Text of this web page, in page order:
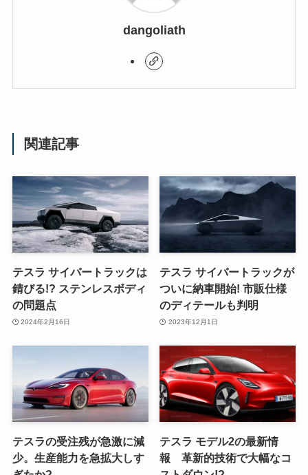
dangoliath
関連記事
テスラ サイバートラックは
錆びる!? ステンレスボディ
の問題点
2024年2月16日
テスラ サイバートラックが
ついに納車開始! 市販仕様
のディテールも判明
2023年12月1日
テスラの受注残が急激に減
少。生産能力を急拡大しす
テスラ モデル2の最新情
報 革新的技術で大幅なコ